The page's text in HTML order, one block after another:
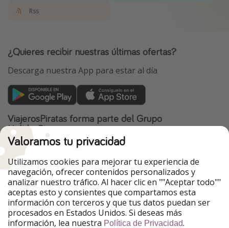
Rss
¿Quieres recibir nuestras últimas ofertas?
Descarga nuestra App para estar al día
ViajerosPiratas forma parte del Grupo
HolidayPirates
Nuestros mercados
PiratinViaggio
HolidayPirates
VakantiePiraten
WakacyjniPiraci
VoyagesPirates
Ferienpiraten
Urlaubspiraten
Urlaubspiraten
TravelPirates
Nuestro grupo
Valoramos tu privacidad
Utilizamos cookies para mejorar tu experiencia de
navegación, ofrecer contenidos personalizados y
analizar nuestro tráfico. Al hacer clic en ""Aceptar todo""
aceptas esto y consientes que compartamos esta
información con terceros y que tus datos puedan ser
procesados en Estados Unidos. Si deseas más
información, lea nuestra Política de Privacidad.